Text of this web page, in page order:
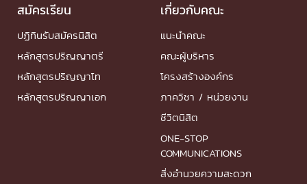
สมัครเรียน
ปฏิทินรับสมัครนิสิต
หลักสูตรปริญญาตรี
หลักสูตรปริญญาโท
หลักสูตรปริญญาเอก
เกี่ยวกับคณะ
แนะนำคณะ
คณะผู้บริหาร
โครงสร้างองค์กร
ภาควิชา / หน่วยงาน
ชีวิตนิสิต
ONE-STOP
COMMUNICATIONS
สิ่งอำนวยความสะดวก